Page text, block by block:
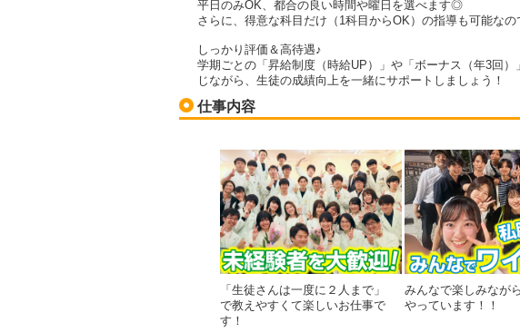
平日のみOK、都合の良い時間や曜日を選べます◎
さらに、得意な科目だけ（1科目からOK）の指導も可能なの
しっかり評価＆高待遇♪
学期ごとの「昇給制度（時給UP）」や「ボーナス（年3回
じながら、生徒の成績向上を一緒にサポートしましょう！
仕事内容
「生徒さんは一度に２人まで」
で教えやすくて楽しいお仕事で
す！
みんなで楽しみなが
やっています！！